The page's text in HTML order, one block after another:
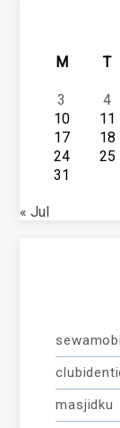
M T
3
4
10
11
17
18
24
25
31
« Jul
masjidku